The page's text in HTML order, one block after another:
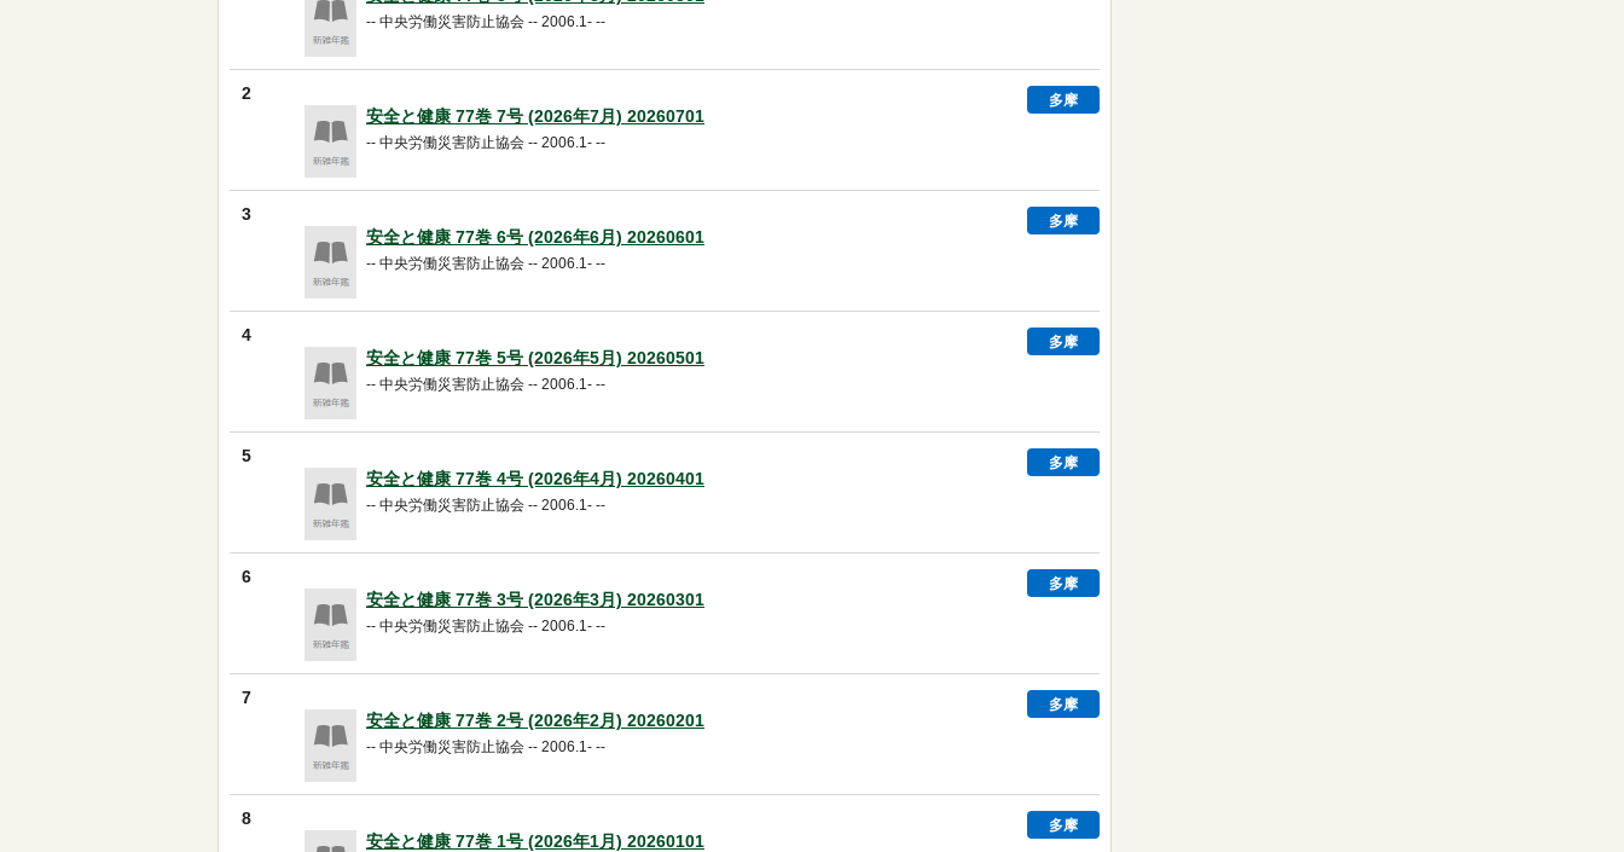
-- 中央労働災害防止協会 -- 2006.1- --
2
安全と健康 77巻 7号 (2026年7月) 20260701
-- 中央労働災害防止協会 -- 2006.1- --
多摩
3
安全と健康 77巻 6号 (2026年6月) 20260601
-- 中央労働災害防止協会 -- 2006.1- --
多摩
4
安全と健康 77巻 5号 (2026年5月) 20260501
-- 中央労働災害防止協会 -- 2006.1- --
多摩
5
安全と健康 77巻 4号 (2026年4月) 20260401
-- 中央労働災害防止協会 -- 2006.1- --
多摩
6
安全と健康 77巻 3号 (2026年3月) 20260301
-- 中央労働災害防止協会 -- 2006.1- --
多摩
7
安全と健康 77巻 2号 (2026年2月) 20260201
-- 中央労働災害防止協会 -- 2006.1- --
多摩
8
安全と健康 77巻 1号 (2026年1月) 20260101
多摩